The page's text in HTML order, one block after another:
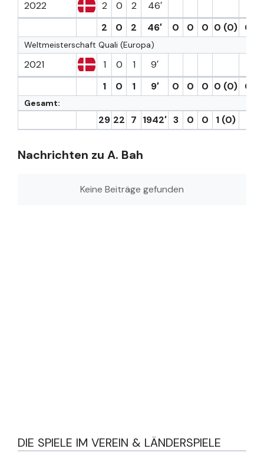
2022 2 0 2
46′
2
0 2 46′ 0 0 0 0 (0) 0
Weltmeisterschaft Quali (Europa)
2021 1 0 1
9′
1
0 1 9′ 0 0 0 0 (0) 0
Gesamt:
29 22 7 1942′ 3 0 0 1 (0)
Nachrichten zu A. Bah
Keine Beiträge gefunden
DIE SPIELE IM VEREIN & LÄNDERSPIELE